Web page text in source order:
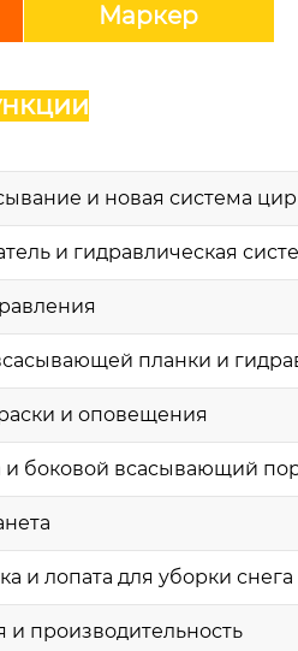
Маркер
и новая система
и гидравлическая
планки и
и оповещения
и боковой всасывающий
и лопата для уборки снега
производительность